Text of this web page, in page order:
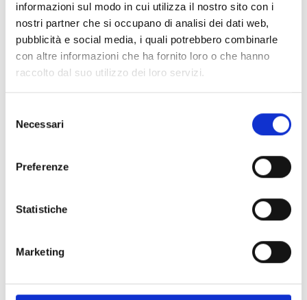
informazioni sul modo in cui utilizza il nostro sito con i
nostri partner che si occupano di analisi dei dati web,
pubblicità e social media, i quali potrebbero combinarle
con altre informazioni che ha fornito loro o che hanno
raccolto dal suo utilizzo dei loro servizi.
delNecessari
Preferenze
Statistiche
Marketing
At the former Ducal Riding School in Lucca, a journey
through over 100 works of Boldini’s evolution towards
beauty, the subject of ongoing aesthetic research and
profound psychological exploration, through which the
master created an idealised model of grace.
+